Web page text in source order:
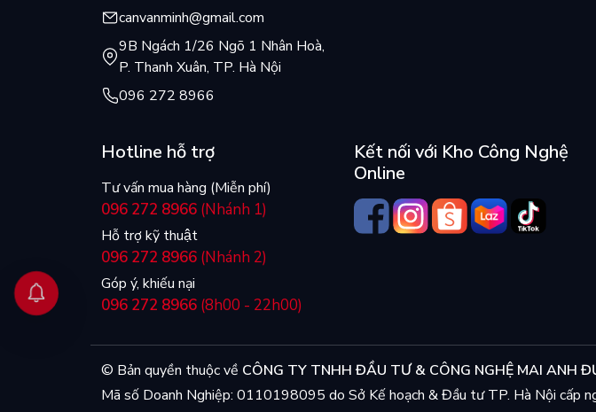
canvanminh@gmail.com
9B Ngách 1/26 Ngõ 1 Nhân Hoà,
P. Thanh Xuân, TP. Hà Nội
096 272 8966
Hotline hỗ trợ
Tư vấn mua hàng (Miễn phí)
096 272 8966 (Nhánh 1)
Hỗ trợ kỹ thuật
096 272 8966 (Nhánh 2)
Góp ý, khiếu nại
096 272 8966 (8h00 - 22h00)
Kết nối với Kho Công Nghệ
Online
© Bản quyền thuộc về CÔNG TY TNHH ĐẦU TƯ & CÔNG NGHỆ MAI ANH
Mã số Doanh Nghiệp: 0110198095 do Sở Kế hoạch & Đầu tư TP. Hà Nội cấp